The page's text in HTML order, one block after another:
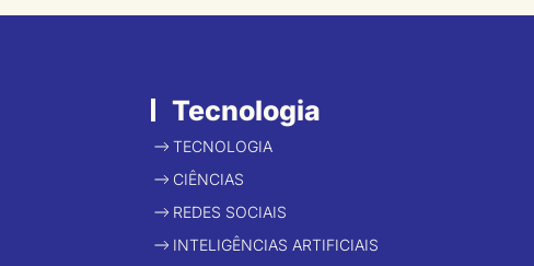
Tecnologia
TECNOLOGIA
CIÊNCIAS
REDES SOCIAIS
INTELIGÊNCIAS ARTIFICIAIS